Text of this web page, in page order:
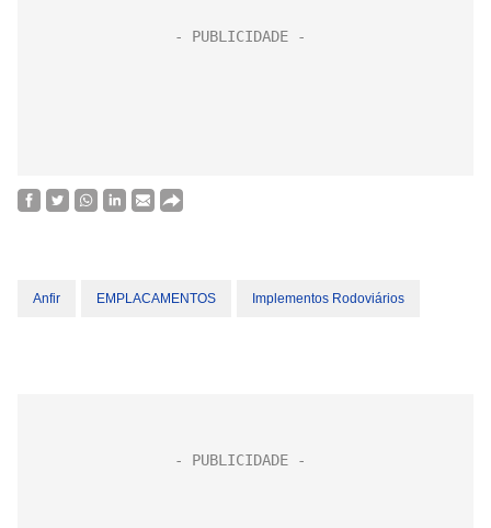
Anfir EMPLACAMENTOS Implementos Rodoviários